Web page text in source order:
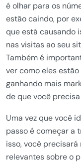
é olhar para os
estão caindo, por
que está causando
nas visitas ao seu
Também é
ver como eles
ganhando mais
de que você
Uma vez que você
passo é começar a
isso, você
relevantes sobre o